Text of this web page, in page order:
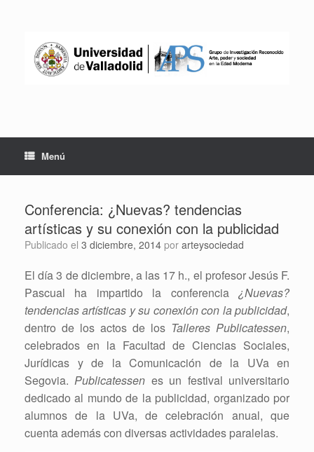
Menú
Conferencia: ¿Nuevas? tendencias
artísticas y su conexión con la publicidad
Publicado el 3 diciembre, 2014 por arteysociedad
El día 3 de diciembre, a las 17 h., el profesor Jesús F.
Pascual ha impartido la conferencia ¿Nuevas?
tendencias artísticas y su conexión con la publicidad,
dentro de los actos de los Talleres Publicatessen,
celebrados en la Facultad de Ciencias Sociales,
Jurídicas y de la Comunicación de la UVa en
Segovia.Publicatessen es un festival universitario
dedicado al mundo de la publicidad, organizado por
alumnos de la UVa, de celebración anual, que
cuenta además con diversas actividades paralelas.